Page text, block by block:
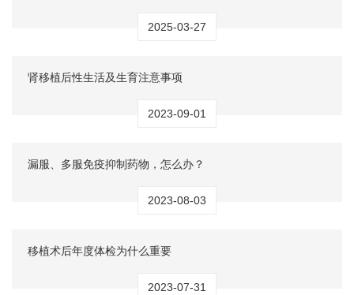
2025-03-27
肾移植后性生活及生育注意事项
2023-09-01
漏服、多服免疫抑制药物，怎么办？
2023-08-03
移植术后年度体检为什么重要
2023-07-31